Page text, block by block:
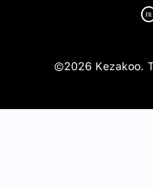
©2026 Kezakoo.